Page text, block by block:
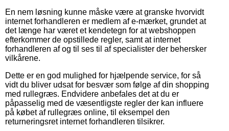
En nem løsning kunne måske være at granske hvorvidt
internet forhandleren er medlem af e-mærket, grundet at
det længe har været et kendetegn for at webshoppen
efterkommer de opstillede regler, samt at internet
forhandleren af og til ses til af specialister der behersker
vilkårene.
Dette er en god mulighed for hjælpende service, for så
vidt du bliver udsat for besvær som følge af din shopping
med rullegræs. Endvidere anbefales det at du er
påpasselig med de væsentligste regler der kan influere
på købet af rullegræs online, til eksempel den
returneringsret internet forhandleren tilsikrer.